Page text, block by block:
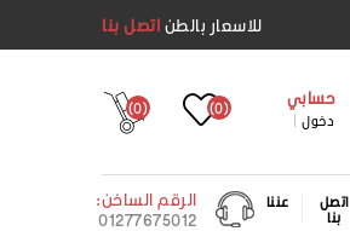
للاسعار بالطن اتصل بنا
حسابي
دخول
(0)
(0)
اتصل
بنا
عننا
الرقم الساخن:
01277675012